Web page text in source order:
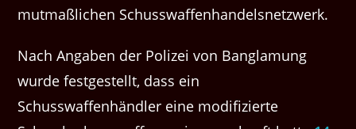
mutmaßlichen Schusswaffenhandelsnetzwerk.
Nach Angaben der Polizei von Banglamung
wurde festgestellt, dass ein
Schusswaffenhändler eine modifizierte